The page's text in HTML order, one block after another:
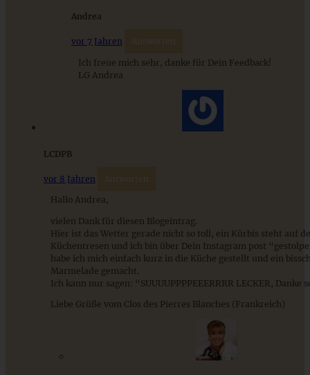
Vegetarischer Möhren-Tomaten-Aufstrich mit Basilikum
Stracciatella-Quarkcreme mit Kirschgrütze - einfaches
Andrea
vor 7 Jahren Antworten
Ich freue mich sehr, danke für Dein Feedback!
LG Andrea
LCDPB
vor 8 Jahren Antworten
Hallo Andrea,
vielen Dank für diesen Blogeintrag.
Hier ist das Wetter gerade nicht so toll, ein Kürbis steht auf
Küchentresen und ich bin über Dein Instagram post
habe ich mich einfach kurz in die Küche gestellt und ein
Marmelade gemacht.
Ich kann nur sagen: “SUUUUPPPPEEERRRR LECKER, Danke
Liebe Grüße vom Clos des Pierres Blanches (Frankreich)